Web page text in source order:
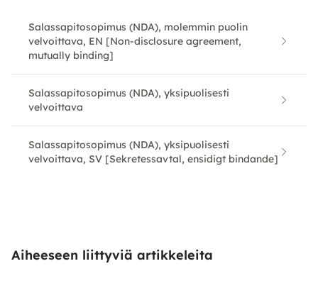
Salassapitosopimus (NDA), molemmin puolin
velvoittava, EN [Non-disclosure agreement,
mutually binding]
Salassapitosopimus (NDA), yksipuolisesti
velvoittava
Salassapitosopimus (NDA), yksipuolisesti
velvoittava, SV [Sekretessavtal, ensidigt bindande]
Aiheeseen liittyviä artikkeleita